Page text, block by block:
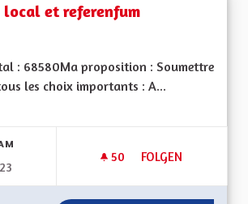
local et referenfum
: 68580Ma proposition : Soumettre
les choix importants : A...
50 50 FOLLOWER
FOLGEN
DÉMOCRATIE